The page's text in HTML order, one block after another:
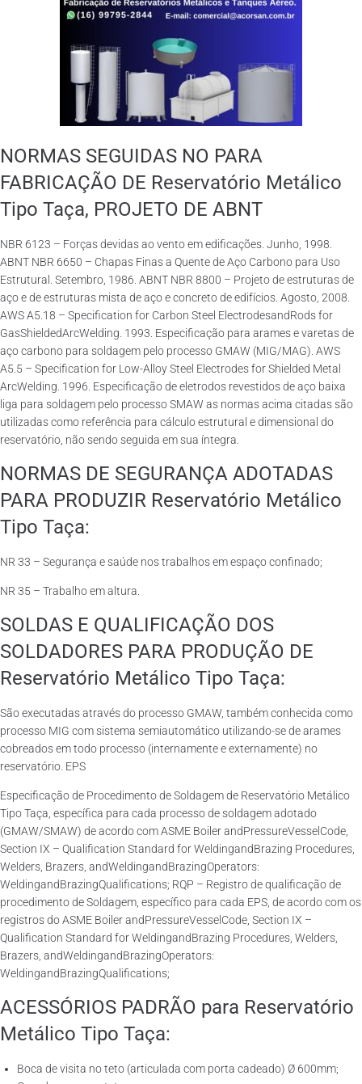
NORMAS SEGUIDAS NO PARA
FABRICAÇÃO DE Reservatório Metálico
Tipo Taça, PROJETO DE ABNT
NBR 6123 – Forças devidas ao vento em edificações. Junho, 1998.
ABNT NBR 6650 – Chapas Finas a Quente de Aço Carbono para Uso
Estrutural. Setembro, 1986. ABNT NBR 8800 – Projeto de estruturas de
aço e de estruturas mista de aço e concreto de edifícios. Agosto, 2008.
AWS A5.18 – Specification for Carbon Steel ElectrodesandRods for
GasShieldedArcWelding. 1993. Especificação para arames e varetas de
aço carbono para soldagem pelo processo GMAW (MIG/MAG). AWS
A5.5 – Specification for Low-Alloy Steel Electrodes for Shielded Metal
ArcWelding. 1996. Especificação de eletrodos revestidos de aço baixa
liga para soldagem pelo processo SMAW as normas acima citadas são
utilizadas como referência para cálculo estrutural e dimensional do
reservatório, não sendo seguida em sua íntegra.
NORMAS DE SEGURANÇA ADOTADAS
PARA PRODUZIR Reservatório Metálico
Tipo Taça:
NR 33 – Segurança e saúde nos trabalhos em espaço confinado;
NR 35 – Trabalho em altura.
SOLDAS E QUALIFICAÇÃO DOS
SOLDADORES PARA PRODUÇÃO DE
Reservatório Metálico Tipo Taça:
São executadas através do processo GMAW, também conhecida como
processo MIG com sistema semiautomático utilizando-se de arames
cobreados em todo processo (internamente e externamente) no
reservatório. EPS
Especificação de Procedimento de Soldagem de Reservatório Metálico
Tipo Taça, específica para cada processo de soldagem adotado
(GMAW/SMAW) de acordo com ASME Boiler andPressureVesselCode,
Section IX – Qualification Standard for WeldingandBrazing Procedures,
Welders, Brazers, andWeldingandBrazingOperators:
WeldingandBrazingQualifications; RQP – Registro de qualificação de
procedimento de Soldagem, específico para cada EPS, de acordo com os
registros do ASME Boiler andPressureVesselCode, Section IX –
Qualification Standard for WeldingandBrazing Procedures, Welders,
Brazers, andWeldingandBrazingOperators:
WeldingandBrazingQualifications;
ACESSÓRIOS PADRÃO para Reservatório
Metálico Tipo Taça:
Boca de visita no teto (articulada com porta cadeado) Ø 600mm;